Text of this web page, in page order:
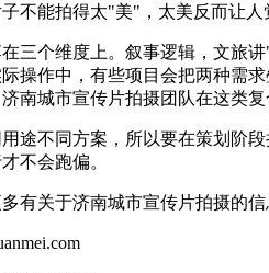
不能拍得太"美"，太美反而让人
个维度上。叙事逻辑，文旅讲"
操作中，有些项目会把两种需
南城市宣传片拍摄团队在这类
不同方案，所以要在策划阶段
不会跑偏。
关于济南城市宣传片拍摄的信